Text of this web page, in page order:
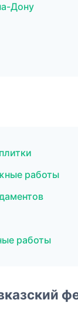
Дону
работы
работы